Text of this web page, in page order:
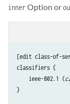
innerOption or
[edit class-of-
classifiers {
    ieee-802.1 (